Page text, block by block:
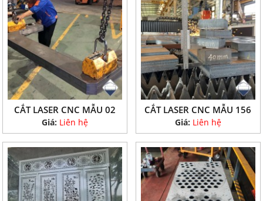
CẮT LASER CNC MẪU 02
Giá: Liên hệ
CẮT LASER CNC MẪU 156
Giá: Liên hệ